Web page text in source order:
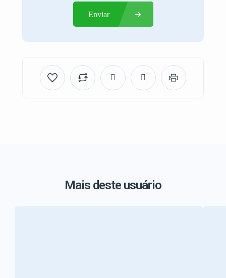
Enviar
Mais deste usuário